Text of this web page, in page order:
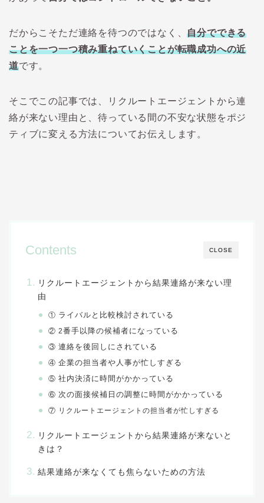
だからこそただ連絡を待つのではなく、自分でできる
ことを一つ一つ積み重ねていくことが転職成功への近
道です。
そこでこの記事では、リクルートエージェントから連
絡が来ない理由と、待っている間の不安な状態をポジ
ティブに変える方法についてお伝えします。
CLOSE
Contents
リクルートエージェントから結果連絡が来ない理
由
① ライバルと比較検討されている
② 2番手以降の候補者になっている
③連絡を後回しにされている
④企業の担当者や人事が忙しすぎる
⑤社内決済に時間がかかっている
⑥ 次の面接候補日の調整に時間がかかっている
⑦ リクルートエージェントの担当者が忙しすぎる
リクルートエージェントから結果連絡が来ないと
きは？
結果連絡が来なくても焦らないための方法